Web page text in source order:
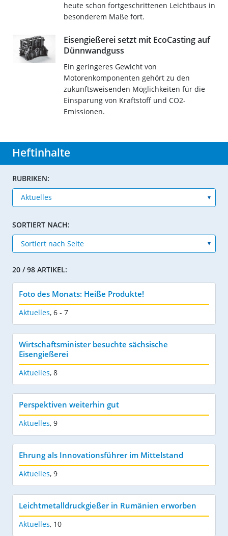
heute schon fortgeschrittenen Leichtbaus in
besonderem Maße fort.
Eisengießerei setzt mit EcoCasting auf
Dünnwandguss
Ein geringeres Gewicht von
Motorenkomponenten gehört zu den
zukunftsweisenden Möglichkeiten für die
Einsparung von Kraftstoff und CO2-
Emissionen.
Heftinhalte
RUBRIKEN:
SORTIERT NACH:
20 / 98 ARTIKEL:
Foto des Monats: Heiße Produkte!
Aktuelles, 6 - 7
Wirtschaftsminister besuchte sächsische
Eisengießerei
Aktuelles, 8
Perspektiven weiterhin gut
Aktuelles, 9
Ehrung als Innovationsführer im Mittelstand
Aktuelles, 9
Leichtmetalldruckgießer in Rumänien erworben
Aktuelles, 10